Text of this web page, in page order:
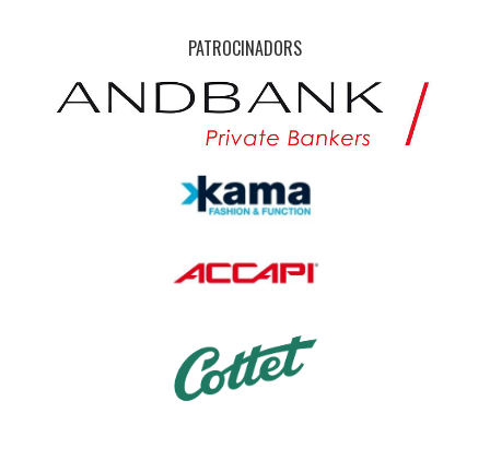
PATROCINADORS